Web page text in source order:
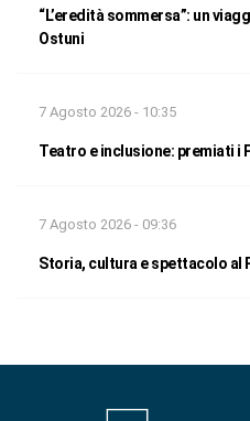
“L’eredità sommersa”: un
Ostuni
7 Agosto 2026 - 10:35
Teatro e inclusione: premiati i
7 Agosto 2026 - 09:36
Storia, cultura e spettacolo al